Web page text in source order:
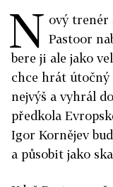
N ový trenér
Pastoor
bere ji ale jako
chce hrát útočný
nejvýš a vyhrál
předkola
Igor Kornějev
a působit jako